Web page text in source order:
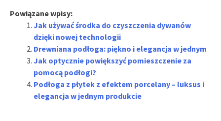
Powiązane wpisy:
Jak używać środka do czyszczenia dywanów
dzięki nowej technologii
Drewniana podłoga: piękno i elegancja w jednym
Jak optycznie powiększyć pomieszczenie za
pomocą podłogi?
Podłoga z płytek z efektem porcelany – luksus i
elegancja w jednym produkcie